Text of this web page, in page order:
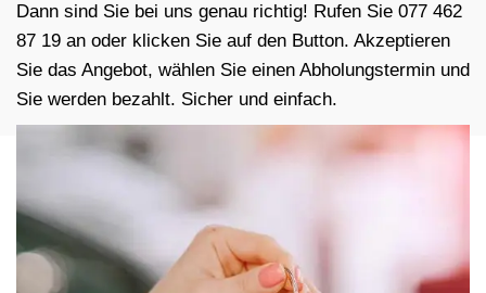
Dann sind Sie bei uns genau richtig! Rufen Sie 077 462
87 19 an oder klicken Sie auf den Button. Akzeptieren
Sie das Angebot, wählen Sie einen Abholungstermin und
Sie werden bezahlt. Sicher und einfach.